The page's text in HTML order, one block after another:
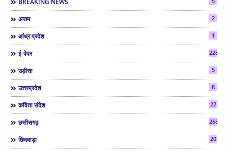
असम 2
आंध्र प्रदेश 1
ई-पेपर 2286
उड़ीसा 5
उत्तरप्रदेश 8
कविता संदेश 22
छत्तीसगढ़ 268
छिंदवाड़ा 20